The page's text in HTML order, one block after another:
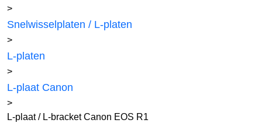
>
Snelwisselplaten / L-platen
>
L-platen
>
L-plaat Canon
>
L-plaat / L-bracket Canon EOS R1